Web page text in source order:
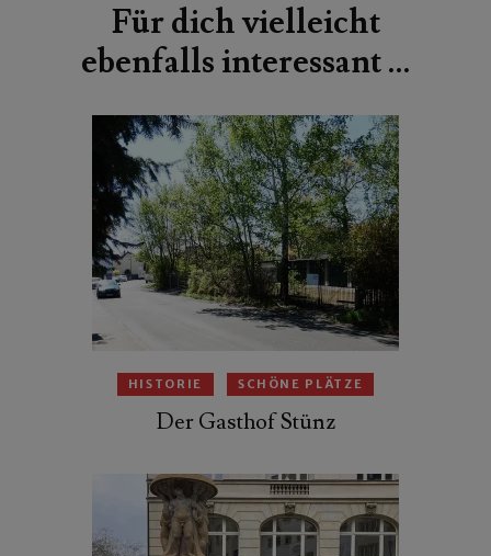
Für dich vielleicht
ebenfalls interessant …
HISTORIE SCHÖNE PLÄTZE
Der Gasthof Stünz